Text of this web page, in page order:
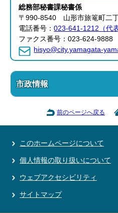
総務部秘書課秘書係
〒990-8540 山形市旅篭町二
電話番号：023-641-1212（代表
ファクス番号：023-624-9888
hisyo@city.yamagata-
市政情報
前のページへ戻る
このホームページについて
個人情報の取り扱いについて
ウェブアクセシビリティ
サイトマップ